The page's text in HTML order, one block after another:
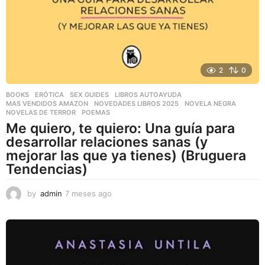
2 0
BOOKS ,ERÓTICA ,SEX GUIDES LIBROS AUTOAYUDA
MAS VENDIDOS AMAZON
,NOVEDADES LIBROS 2025 ,NOVELA NEGRA
NOVELAS DE TERROR
,POEMAS
Me quiero, te quiero: Una guía para
desarrollar relaciones sanas (y
mejorar las que ya tienes) (Bruguera
Tendencias)
by admin 7 meses ago
e
s